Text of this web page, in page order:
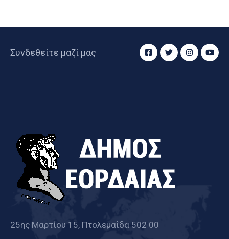
Συνδεθείτε μαζί μας
25ης Μαρτίου 15, Πτολεμαΐδα 502 00